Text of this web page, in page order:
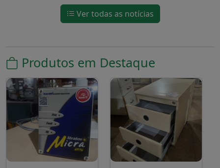
Ver todas as notícias
Produtos em Destaque